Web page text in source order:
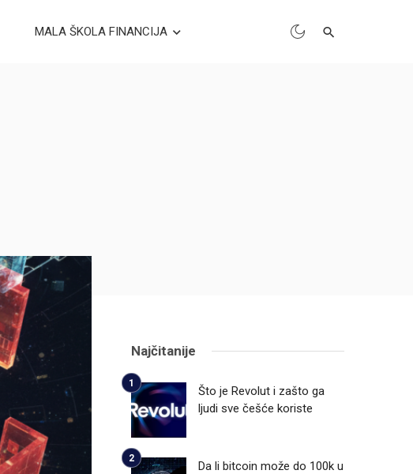
MALA ŠKOLA FINANCIJA
Najčitanije
Što je Revolut i zašto ga
ljudi sve češće koriste
Da li bitcoin može do 100k u